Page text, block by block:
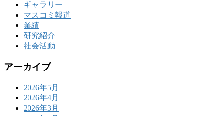
ギャラリー
マスコミ報道
業績
研究紹介
社会活動
アーカイブ
2026年5月
2026年4月
2026年3月